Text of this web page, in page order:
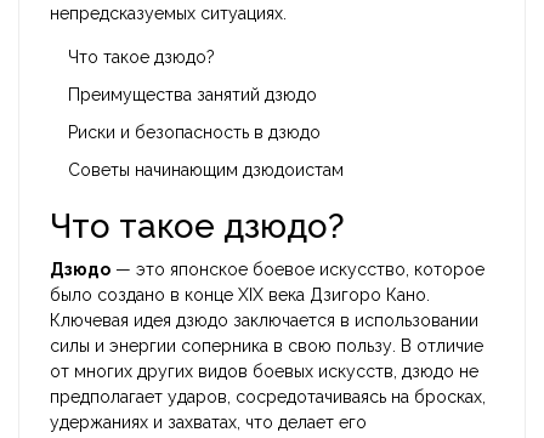
непредсказуемых ситуациях.
Что такое дзюдо?
Преимущества занятий дзюдо
Риски и безопасность в дзюдо
Советы начинающим дзюдоистам
Что такое дзюдо?
Дзюдо — это японское боевое искусство, которое
было создано в конце XIX века Дзигоро Кано.
Ключевая идея дзюдо заключается в использовании
силы и энергии соперника в свою пользу. В отличие
от многих других видов боевых искусств, дзюдо не
предполагает ударов, сосредотачиваясь на бросках,
удержаниях и захватах, что делает его